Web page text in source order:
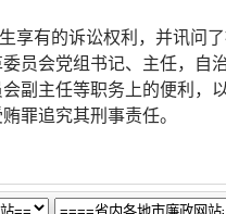
享有的诉讼权利，并讯问
员会党组书记、主任，自
副主任等职务上的便利，
罪追究其刑事责任。